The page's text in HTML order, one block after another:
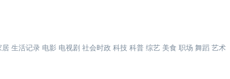
居 生活记录 电影 电视剧 社会时政 科技 科普 综艺 美食 职场 舞蹈 艺术